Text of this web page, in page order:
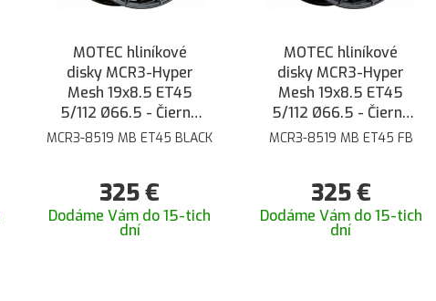
MOTEC hliníkové
disky MCR3-Hyper
Mesh 19x8.5 ET45
5/112 Ø66.5 - Čierna
lesklá
MCR3-8519 MB ET45 BLACK
325€
Dodáme Vám do 15-tich
dní
MOTEC hliníkové
disky MCR3-Hyper
Mesh 19x8.5 ET45
5/112 Ø66.5 - Čierna
matná
MCR3-8519 MB ET45 FB
325€
Dodáme Vám do 15-tich
dní